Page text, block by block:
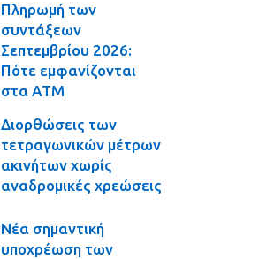
Πληρωμή των
συντάξεων
Σεπτεμβρίου 2026:
Πότε εμφανίζονται
στα ΑΤΜ
Διορθώσεις των
τετραγωνικών μέτρων
ακινήτων χωρίς
αναδρομικές χρεώσεις
Νέα σημαντική
υποχρέωση των